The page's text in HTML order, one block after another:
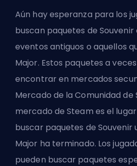
Aún hay esperanza para los
buscan paquetes de
eventos antiguos o aquellos
Major. Estos paquetes a
encontrar en mercados
Mercado de la Comunidad de
mercado de Steam es el
buscar paquetes de Souvenir
Major ha terminado. Los
pueden buscar paquetes